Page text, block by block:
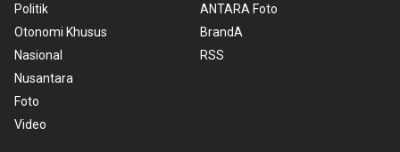
Politik
Otonomi Khusus
Nasional
Nusantara
Foto
Video
ANTARA Foto
BrandA
RSS